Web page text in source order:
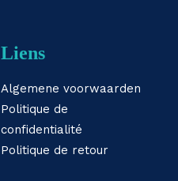
Liens
Algemene voorwaarden
Politique de
confidentialité
Politique de retour